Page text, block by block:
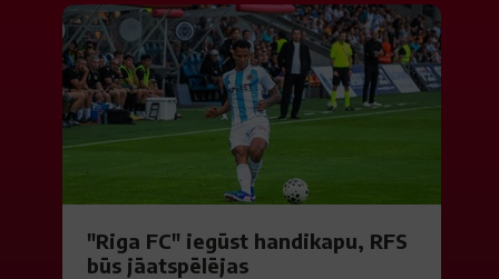
"Riga FC" iegūst handikapu, RFS
būs jāatspēlējas